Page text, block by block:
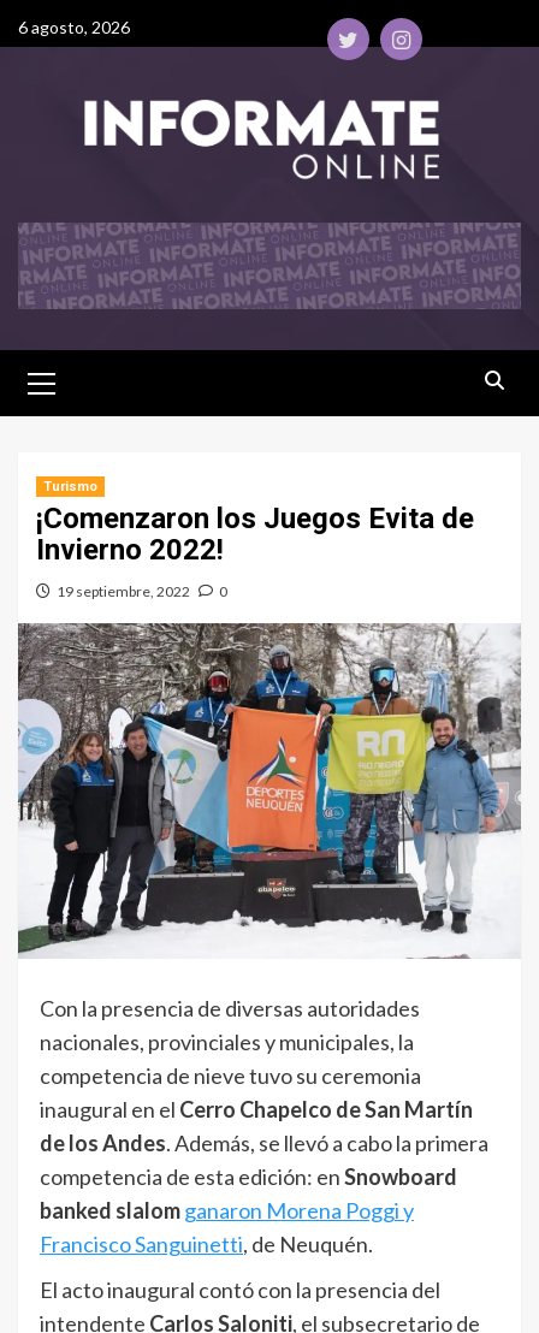
6 agosto, 2026
Turismo
¡Comenzaron los Juegos Evita de
Invierno 2022!
19 septiembre, 2022 0
Con la presencia de diversas autoridades
nacionales, provinciales y municipales, la
competencia de nieve tuvo su ceremonia
inaugural en el Cerro Chapelco de San Martín
de los Andes. Además, se llevó a cabo la primera
competencia de esta edición: enSnowboard
banked slalomganaron Morena Poggi y
Francisco Sanguinetti, de Neuquén.
El acto inaugural contó con la presencia del
intendente Carlos Saloniti, el subsecretario de